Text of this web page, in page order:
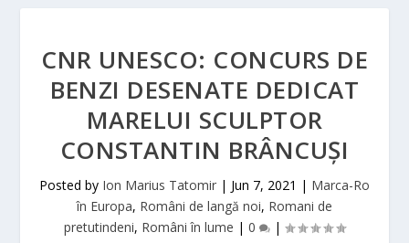
CNR UNESCO: CONCURS DE
BENZI DESENATE DEDICAT
MARELUI SCULPTOR
CONSTANTIN BRÂNCUȘI
Posted by Ion Marius Tatomir | Jun 7, 2021 | Marca-Ro
în Europa, Români de langă noi, Romani de
pretutindeni, Români în lume | 0 |